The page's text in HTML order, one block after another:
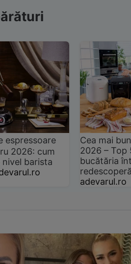
espressoare
2026: cum
barista
Cea mai
2026 –
bucătăria
adevarul.ro